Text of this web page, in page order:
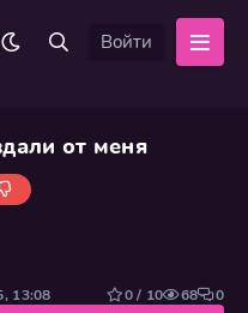
Войти
от меня
13:08 0 / 10 68 0